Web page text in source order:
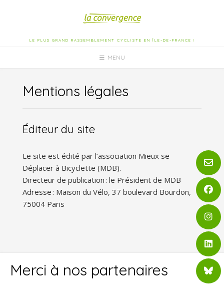
LE PLUS GRAND RASSEMBLEMENT CYCLISTE EN ÎLE-DE-FRANCE !
MENU
Mentions légales
Éditeur du site
Le site est édité par l’association Mieux se
Déplacer à Bicyclette (MDB).
Directeur de publication : le Président de MDB
Adresse : Maison du Vélo, 37 boulevard Bourdon,
75004 Paris
Merci à nos partenaires